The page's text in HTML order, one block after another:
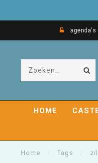
agenda's
HOME
Home Tags